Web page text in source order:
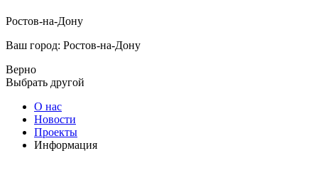
Ростов-на-Дону
Ваш город: Ростов-на-Дону
Верно
Выбрать другой
О нас
Новости
Проекты
Информация